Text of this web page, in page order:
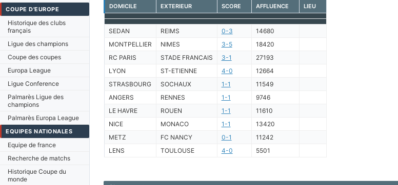
COUPE D'EUROPE
Historique des clubs
français
Ligue des champions
Coupe des coupes
Europa League
Ligue Conference
Palmarès Ligue des
champions
Palmarès Europa League
EQUIPES NATIONALES
Equipe de france
Recherche de matchs
Historique Coupe du
monde
DOMICILE EXTERIEUR SCORE AFFLUENCE LIEU
SEDAN REIMS 0-3
14680
MONTPELLIER
NIMES 3-5
18420
RC PARIS
STADE FRANCAIS 3-1
27193
LYON
ST-ETIENNE 4-0
12664
STRASBOURG
SOCHAUX 1-1
11549
ANGERS
RENNES 1-1
9746
LE HAVRE
ROUEN 1-1
11610
NICE
MONACO 1-1
13420
METZ
FC NANCY 0-1
11242
LENS
TOULOUSE 4-0 5501